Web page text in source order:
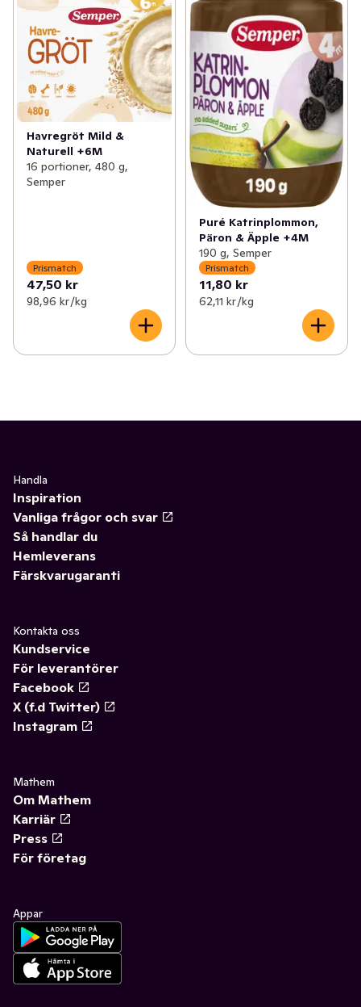
Havregröt Mild &
Naturell +6M
16 portioner, 480 g,
Semper
Prismatch
47,50 kr
98,96 kr /kg
Puré Katrinplommon,
Päron & Äpple +4M
190 g, Semper
Prismatch
11,80 kr
62,11 kr /kg
Handla
Inspiration
Vanliga frågor och svar
Så handlar du
Hemleverans
Färskvarugaranti
Kontakta oss
Kundservice
För leverantörer
Facebook
X (f.d Twitter)
Instagram
Mathem
Om Mathem
Karriär
Press
För företag
Appar